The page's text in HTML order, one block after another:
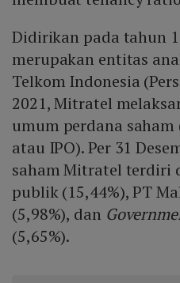
Didirikan pada tahun
merupakan entitas
Telkom Indonesia
2021, Mitratel
umum perdana saham
atau IPO). Per 31
saham Mitratel terdiri
publik (15,44%), PT
(5,98%), dan
(5,65%).